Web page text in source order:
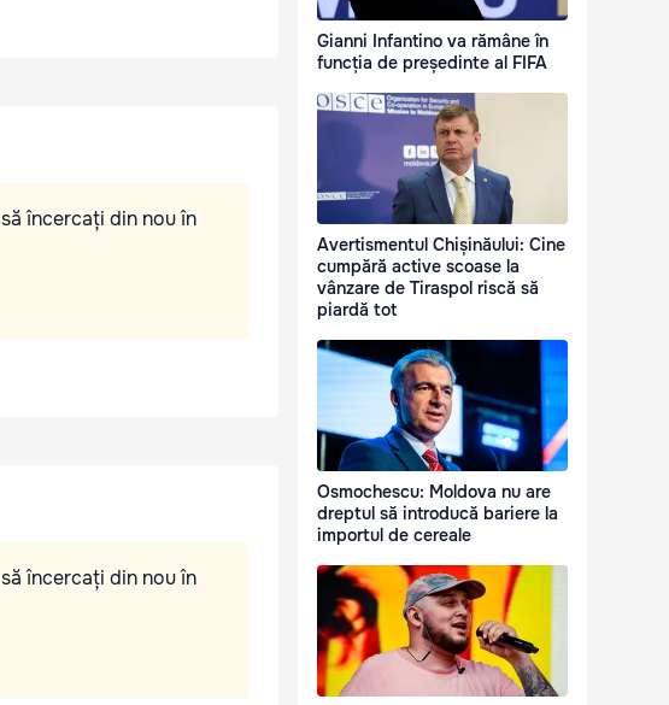
încercați din nou în
încercați din nou în
Gianni Infantino va rămâne în
funcția de președinte al FIFA
Avertismentul Chișinăului: Cine
cumpără active scoase la
vânzare de Tiraspol riscă să
piardă tot
Osmochescu: Moldova nu are
dreptul să introducă bariere la
importul de cereale